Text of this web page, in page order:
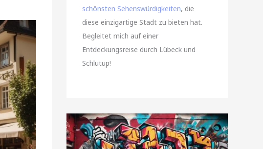
schönsten Sehenswürdigkeiten, die
diese einzigartige Stadt zu bieten hat.
Begleitet mich auf einer
Entdeckungsreise durch Lübeck und
Schlutup!